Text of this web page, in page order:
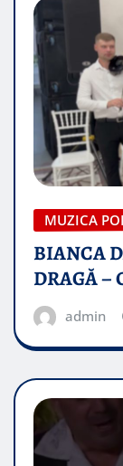
MUZICA
BIANCA
DRAGĂ –
admin